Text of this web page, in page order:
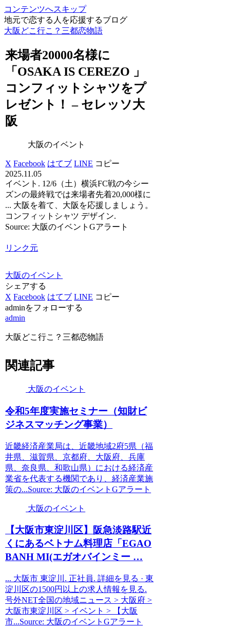
コンテンツへスキップ
地元で恋する人を応援するブログ
大阪どこ行こ？三都恋物語
来場者20000名様に
「OSAKA IS CEREZO 」
コンフィットシャツをプ
レゼント！ – セレッソ大
阪
大阪のイベント
X Facebook はてブ LINE コピー
2025.11.05
イベント. 12/6（土）横浜FC戦の今シー
ズンの最終戦では来場者先着20,000様に
... 大阪を着て、大阪を応援しましょう。
コンフィットシャツ デザイン.
Source: 大阪のイベントGアラート
リンク元
大阪のイベント
シェアする
X Facebook はてブ LINE コピー
adminをフォローする
admin
大阪どこ行こ？三都恋物語
関連記事
大阪のイベント
令和5年度実施セミナー（知財ビ
ジネスマッチング事業）
近畿経済産業局は、近畿地域2府5県（福
井県、滋賀県、京都府、大阪府、兵庫
県、奈良県、和歌山県）における経済産
業省を代表する機関であり、経済産業施
策の...Source: 大阪のイベントGアラート
大阪のイベント
【大阪市東淀川区】阪急淡路駅近
くにあるベトナム料理店「EGAO
BANH MI(エガオバインミー …
... 大阪市 東淀川. 正社員. 詳細を見る · 東
淀川区の1500円以上の求人情報を見る.
号外NET全国の地域ニュース > 大阪府 >
大阪市東淀川区 > イベント > 【大阪
市...Source: 大阪のイベントGアラート